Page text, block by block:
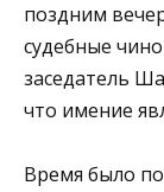
поздним
судебные
заседатель
что имение
Время было